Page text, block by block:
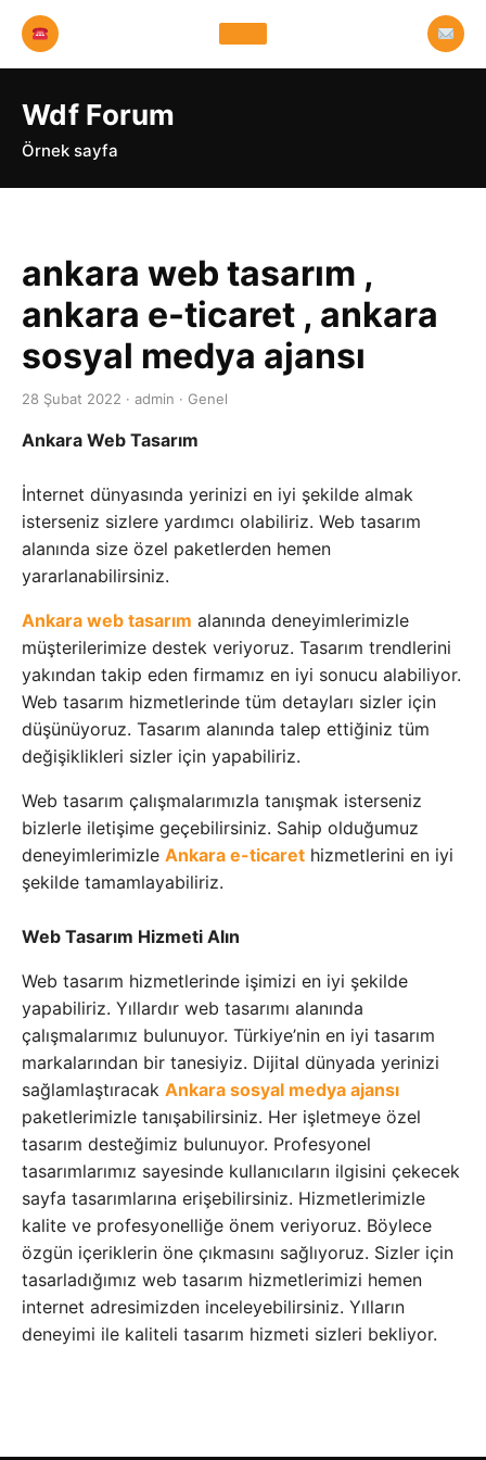
Wdf Forum
Örnek sayfa
ankara web tasarım ,
ankara e-ticaret , ankara
sosyal medya ajansı
28 Şubat 2022 · admin · Genel
Ankara Web Tasarım
İnternet dünyasında yerinizi en iyi şekilde almak
isterseniz sizlere yardımcı olabiliriz. Web tasarım
alanında size özel paketlerden hemen
yararlanabilirsiniz.
Ankara web tasarım alanında deneyimlerimizle
müşterilerimize destek veriyoruz. Tasarım trendlerini
yakından takip eden firmamız en iyi sonucu alabiliyor.
Web tasarım hizmetlerinde tüm detayları sizler için
düşünüyoruz. Tasarım alanında talep ettiğiniz tüm
değişiklikleri sizler için yapabiliriz.
Web tasarım çalışmalarımızla tanışmak isterseniz
bizlerle iletişime geçebilirsiniz. Sahip olduğumuz
deneyimlerimizle Ankara e-ticaret hizmetlerini en iyi
şekilde tamamlayabiliriz.
Web Tasarım Hizmeti Alın
Web tasarım hizmetlerinde işimizi en iyi şekilde
yapabiliriz. Yıllardır web tasarımı alanında
çalışmalarımız bulunuyor. Türkiye’nin en iyi tasarım
markalarından bir tanesiyiz. Dijital dünyada yerinizi
sağlamlaştıracak Ankara sosyal medya ajansı
paketlerimizle tanışabilirsiniz. Her işletmeye özel
tasarım desteğimiz bulunuyor. Profesyonel
tasarımlarımız sayesinde kullanıcıların ilgisini çekecek
sayfa tasarımlarına erişebilirsiniz. Hizmetlerimizle
kalite ve profesyonelliğe önem veriyoruz. Böylece
özgün içeriklerin öne çıkmasını sağlıyoruz. Sizler için
tasarladığımız web tasarım hizmetlerimizi hemen
internet adresimizden inceleyebilirsiniz. Yılların
deneyimi ile kaliteli tasarım hizmeti sizleri bekliyor.